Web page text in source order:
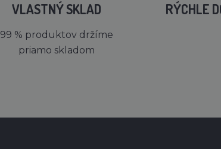
VLASTNÝ SKLAD
99 % produktov držíme
priamo skladom
RÝCHLE